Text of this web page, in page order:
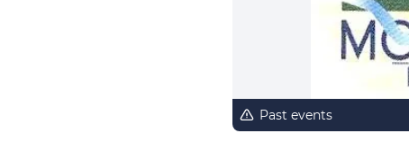
Past events